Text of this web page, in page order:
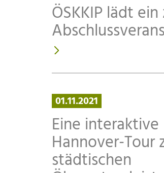
ÖSKKIP lädt ein
01.11.2021
Eine interaktive
Hannover-Tour
städtischen